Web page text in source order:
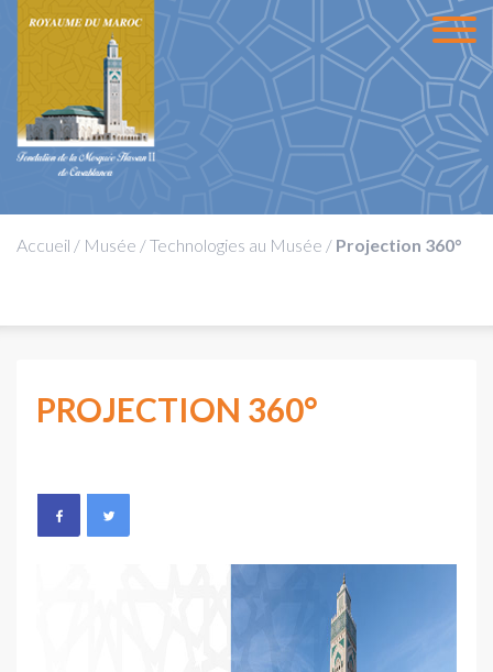
Accueil / Musée /Technologies au Musée / Projection 360°
PROJECTION 360°